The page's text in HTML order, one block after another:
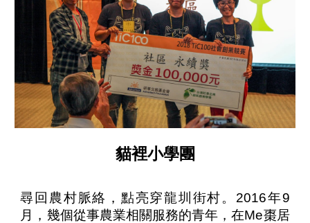
貓裡小學團
尋回農村脈絡，點亮穿龍圳街村。2016年9
月，幾個從事農業相關服務的青年，在Me棗居